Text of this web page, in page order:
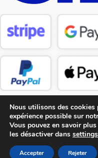
Nous utilisons des
expérience possible sur
Vous pouvez en savoir
les désactiver dans settings
Accepter Rejeter